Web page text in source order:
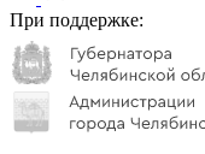
При поддержке: